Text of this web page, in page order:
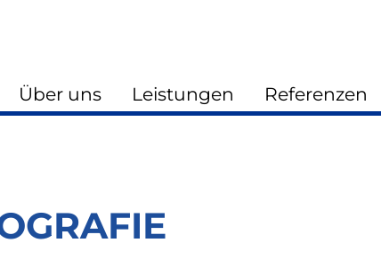
Über uns Leistungen Referenzen